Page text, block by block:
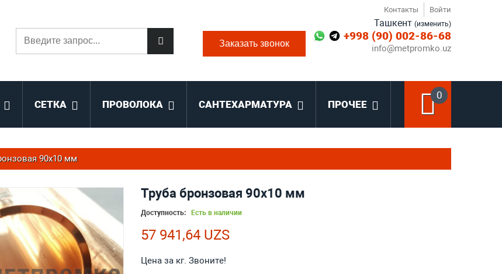
Ташкент (изменить)
+998 (90) 002-86-68
info@metpromko.uz
Контакты Войти
Заказать звонок
0
СЕТКА ПРОВОЛОКА САНТЕХАРМАТУРА ПРОЧЕЕ
90x10 мм
Труба бронзовая 90x10 мм
Доступность: Есть в наличии
57 941,64 UZS
Цена за кг. Звоните!